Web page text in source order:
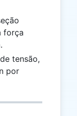
força
tensão,
por